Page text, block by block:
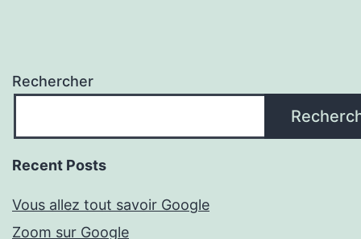
Rechercher
Recent Posts
Vous allez tout savoir Google
Zoom sur Google